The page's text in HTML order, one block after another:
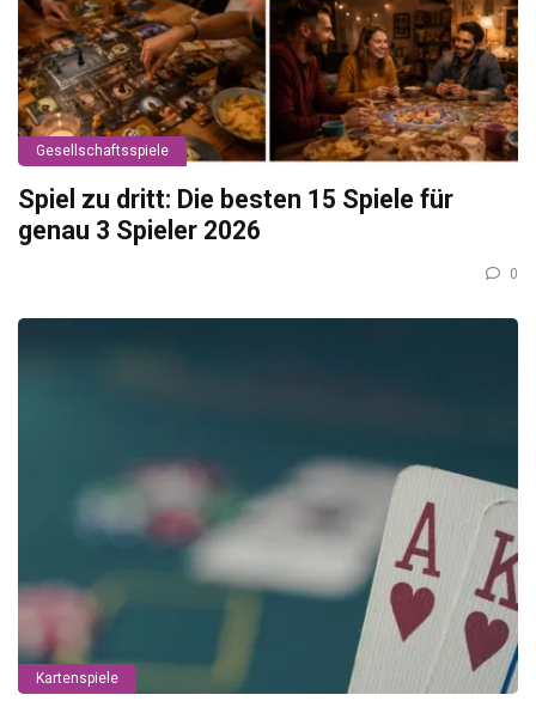
Gesellschaftsspiele
Spiel zu dritt: Die besten 15 Spiele für
genau 3 Spieler 2026
0
Kartenspiele